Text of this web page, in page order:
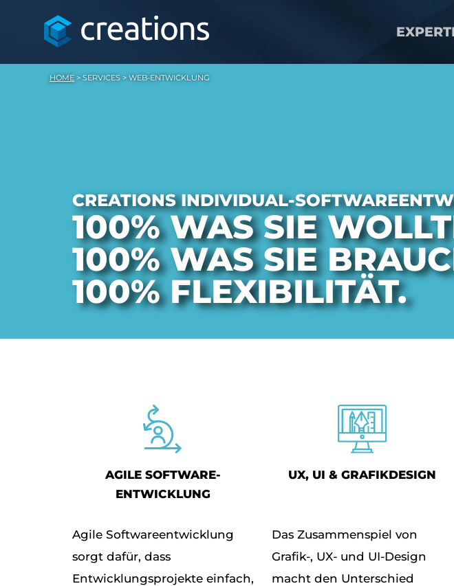
HOME > SERVICES > WEB-ENTWICKLUNG
CREATIONS INDIVIDUAL-
100% WAS SIE
100% WAS SIE
100% FLEXIBILITÄT.
AGILE SOFTWARE-
ENTWICKLUNG
Agile Softwareentwicklung
sorgt dafür, dass
Entwicklungsprojekte einfach,
UX, UI & GRAFIKDESIGN
Das Zusammenspiel von
Grafik-, UX- und UI-Design
macht den Unterschied